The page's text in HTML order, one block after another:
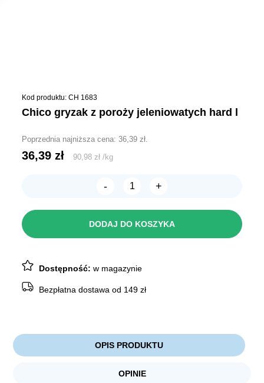
Kod produktu: CH 1683
chico gryzak z poroży jeleniowatych hard l
Poprzednia najniższa cena:36,39zł
36,39zł 90,98 zł /kg
-
ilość
POROŻY
+
DODAJ DO KOSZYKA
Dostępność:w magazynie
Bezpłatna dostawa od 149 zł
OPIS PRODUKTU
OPINIE